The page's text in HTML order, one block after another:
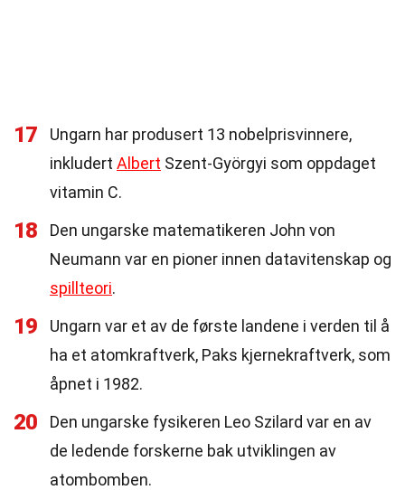
17
Ungarn har produsert 13 nobelprisvinnere,
inkludert Albert Szent-Györgyi som oppdaget
vitamin C.
18
Den ungarske matematikeren John von
Neumann var en pioner innen datavitenskap og
spillteori.
19
Ungarn var et av de første landene i verden til å
ha et atomkraftverk, Paks kjernekraftverk, som
åpnet i 1982.
20
Den ungarske fysikeren Leo Szilard var en av
de ledende forskerne bak utviklingen av
atombomben.